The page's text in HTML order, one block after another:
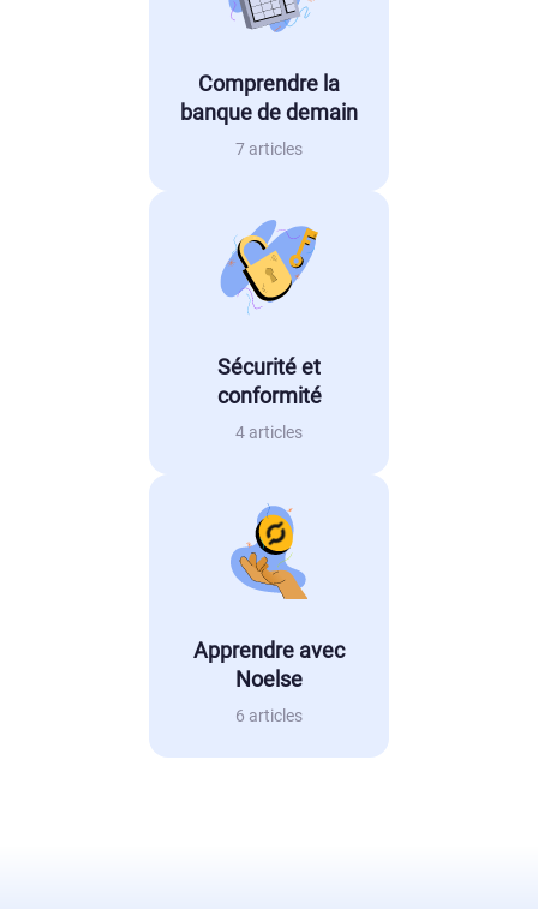
Comprendre la
banque de demain
7 articles
Sécurité et
conformité
4 articles
Apprendre avec
Noelse
6 articles